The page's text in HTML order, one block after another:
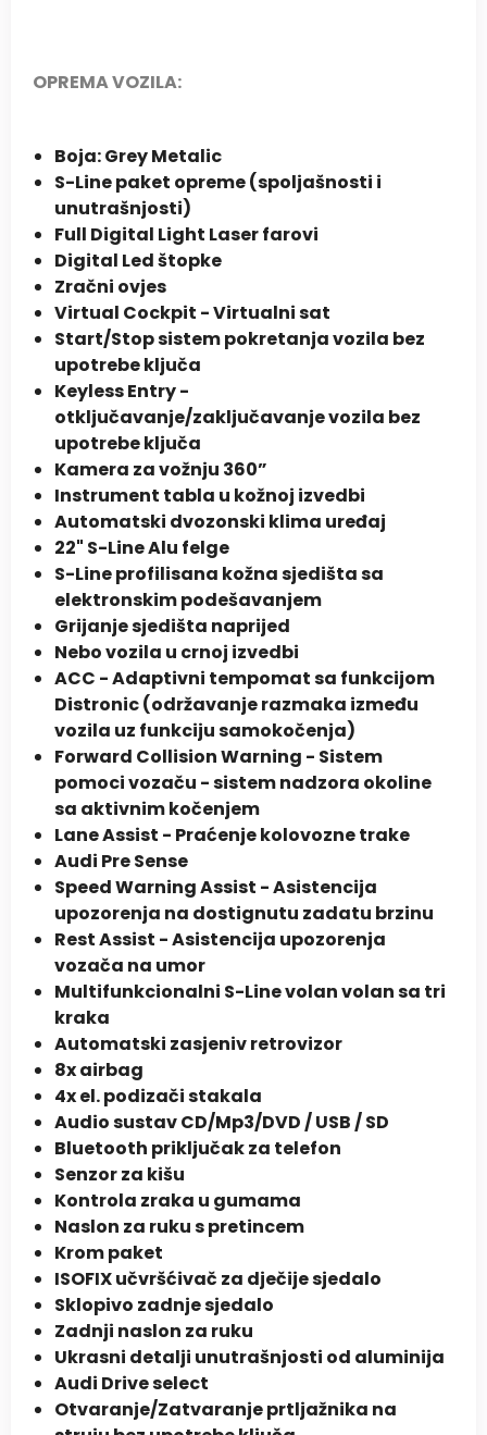
OPREMA VOZILA:
Boja: Grey Metalic
S-Line paket opreme (spoljašnosti i
unutrašnjosti)
Full Digital Light Laser farovi
Digital Led štopke
Zračni ovjes
Virtual Cockpit - Virtualni sat
Start/Stop sistem pokretanja vozila bez
upotrebe ključa
Keyless Entry -
otključavanje/zaključavanje vozila bez
upotrebe ključa
Kamera za vožnju 360”
Instrument tabla u kožnoj izvedbi
Automatski dvozonski klima uređaj
22" S-Line Alu felge
S-Line profilisana kožna sjedišta sa
elektronskim podešavanjem
Grijanje sjedišta naprijed
Nebo vozila u crnoj izvedbi
ACC - Adaptivni tempomat sa funkcijom
Distronic (održavanje razmaka između
vozila uz funkciju samokočenja)
Forward Collision Warning - Sistem
pomoci vozaču - sistem nadzora okoline
sa aktivnim kočenjem
Lane Assist - Praćenje kolovozne trake
Audi Pre Sense
Speed Warning Assist - Asistencija
upozorenja na dostignutu zadatu brzinu
Rest Assist - Asistencija upozorenja
vozača na umor
Multifunkcionalni S-Line volan volan sa tri
kraka
Automatski zasjeniv retrovizor
8x airbag
4x el. podizači stakala
Audio sustav CD/Mp3/DVD / USB / SD
Bluetooth priključak za telefon
Senzor za kišu
Kontrola zraka u gumama
Naslon za ruku s pretincem
Krom paket
ISOFIX učvršćivač za dječije sjedalo
Sklopivo zadnje sjedalo
Zadnji naslon za ruku
Ukrasni detalji unutrašnjosti od aluminija
Audi Drive select
Otvaranje/Zatvaranje prtljažnika na